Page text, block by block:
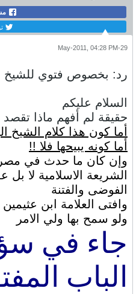
29-May-2011, 04:28 PM
رد: بخصوص فتوي للشيخ
السلام عليكم
حقيقة لم أفهم ماذا تقصد
أما كون هذا كلام الشيخ
أما كونه يبيحها فلا !!
وإن كان ما حدث في مصر
الشريعة الاسلامية لا
الفوضى والفتنة
وافتى العلامة ابن
ولو سمح بها ولي الامر
جاء في
الباب